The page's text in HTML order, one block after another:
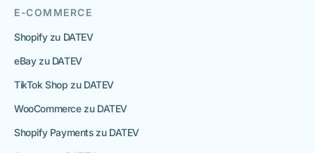
E-COMMERCE
Shopify zu DATEV
eBay zu DATEV
TikTok Shop zu DATEV
WooCommerce zu DATEV
Shopify Payments zu DATEV